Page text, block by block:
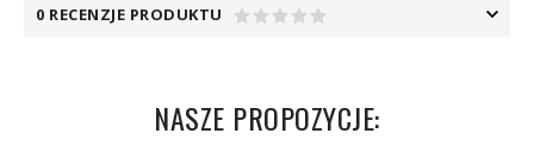
0 RECENZJE PRODUKTU
NASZE PROPOZYCJE: